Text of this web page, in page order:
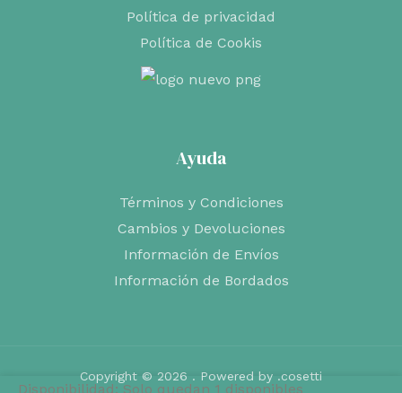
Política de privacidad
Política de Cookis
Ayuda
Términos y Condiciones
Cambios y Devoluciones
Información de Envíos
Información de Bordados
Copyright © 2026 . Powered by .cosetti
Disponibilidad: Solo quedan 1 disponibles